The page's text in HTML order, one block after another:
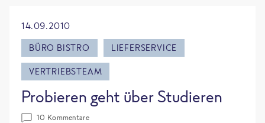
14.09.2010
BÜRO BISTRO
LIEFERSERVICE
VERTRIEBSTEAM
Probieren geht über Studieren
10 Kommentare